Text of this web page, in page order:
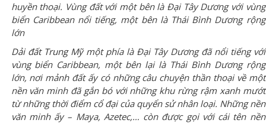
huyền thoại. Vùng đất với một bên là Đại Tây Dương với vùng
biển Caribbean nổi tiếng, một bên là Thái Bình Dương rộng
lớn
Dải đất Trung Mỹmột phía là Đại Tây Dương đã nổi tiếng với
vùng biển Caribbean, một bên lại là Thái Bình Dương rộng
lớn, nơi mảnh đất ấy có những câu chuyện thần thoại về một
nền văn minh đã gắn bó với những khu rừng rậm xanh mướt
từ những thời điểm cổ đại của quyển sử nhân loại. Những nền
văn minh ấy – Maya, Azetec,… còn được gọi với cái tên nền